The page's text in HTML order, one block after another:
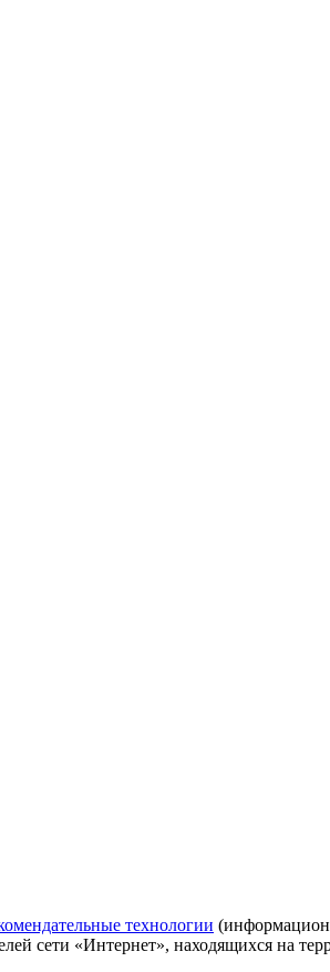
технологии
сети «Интернет», находящихся на